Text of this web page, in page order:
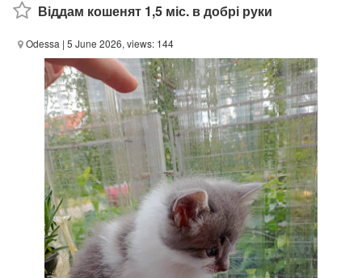
Віддам кошенят 1,5 міс. в добрі руки
Odessa | 5 June 2026, views: 144